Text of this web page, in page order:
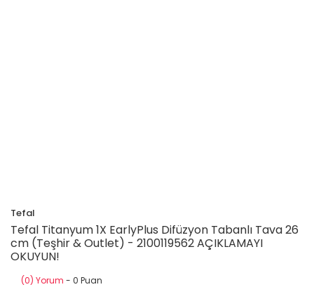
Tefal
Tefal Titanyum 1X EarlyPlus Difüzyon Tabanlı Tava 26
cm (Teşhir & Outlet) - 2100119562 AÇIKLAMAYI
OKUYUN!
(0) Yorum - 0 Puan